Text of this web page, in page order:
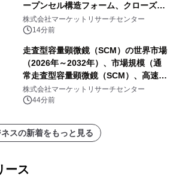
ープンセル構造フォーム、クローズド
セル構造フォーム）・分析レポートを
発表
株式会社マーケットリサーチセンター
14分前
走査型容量顕微鏡（SCM）の世界市場
（2026年～2032年）、市場規模（通
常走査型容量顕微鏡（SCM）、高速走
査型容量顕微鏡（SCM））・分析レポ
ートを発表
株式会社マーケットリサーチセンター
44分前
ネスの新着をもっと見る
ース